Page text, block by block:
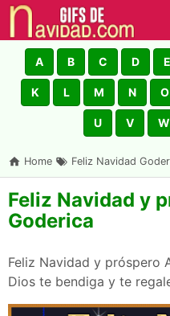
Skip to
A B C D E
K L M N O
U V W
Home Feliz Navidad
Feliz Navidad y
Goderica
Feliz Navidad y próspero
Dios te bendiga y te